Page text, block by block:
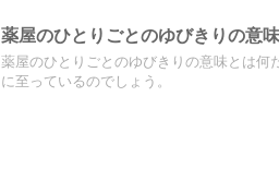
薬屋のひとりごとのゆびきりの意
薬屋のひとりごとのゆびきりの意味とは何
に至っているのでしょう。